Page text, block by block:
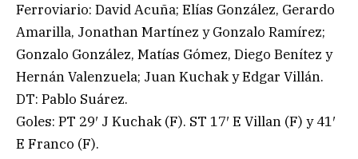
Ferroviario: David Acuña; Elías González, Gerardo
Amarilla, Jonathan Martínez y Gonzalo Ramírez;
Gonzalo González, Matías Gómez, Diego Benítez y
Hernán Valenzuela; Juan Kuchak y Edgar Villán.
DT: Pablo Suárez.
Goles: PT 29′ J Kuchak (F). ST 17′ E Villan (F) y 41′
E Franco (F).